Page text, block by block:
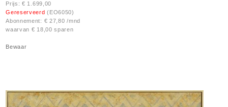
Prijs: € 1.699,00
Gereserveerd(EO6050)
Abonnement: € 27,80 /mnd
waarvan € 18,00 sparen
Bewaar